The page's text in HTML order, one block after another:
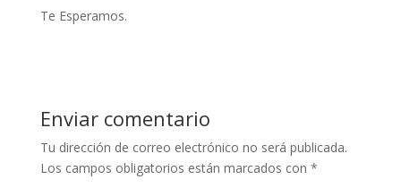
Te Esperamos.
Enviar comentario
Tu dirección de correo electrónico no será publicada.
Los campos obligatorios están marcados con *